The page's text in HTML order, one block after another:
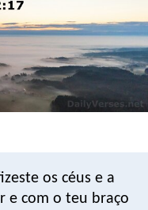
os céus e a
e com o teu braço